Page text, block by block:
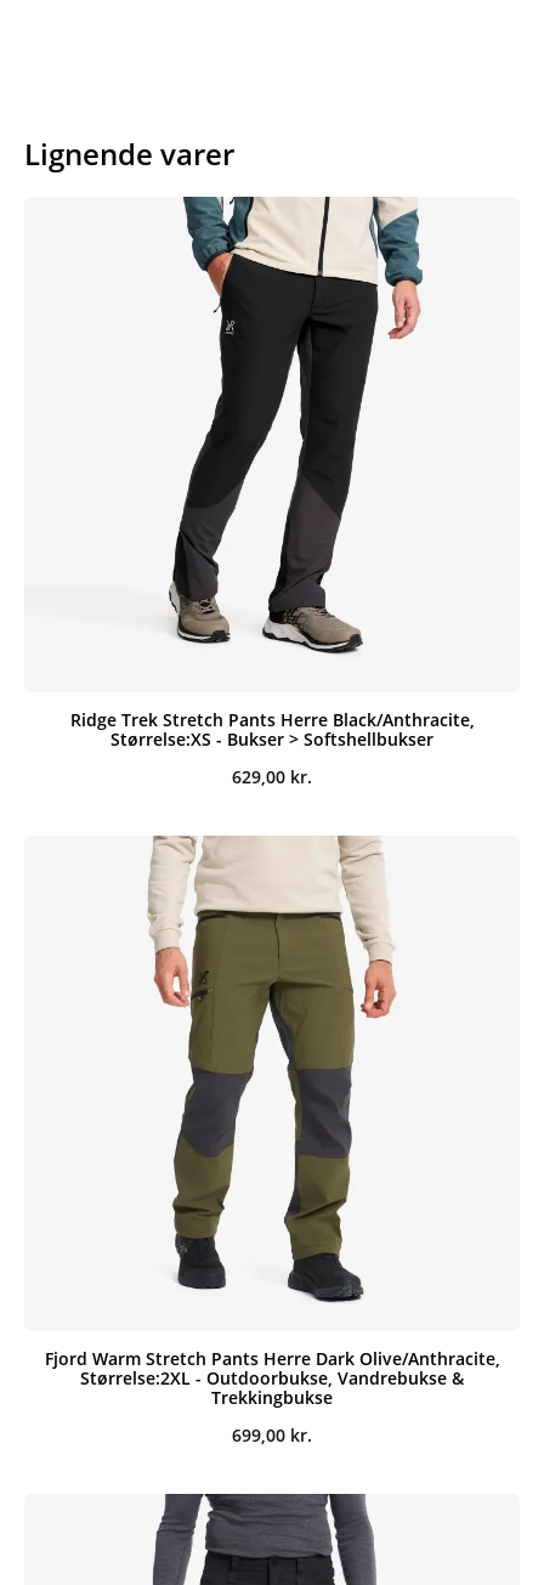
Lignende varer
Ridge Trek Stretch Pants Herre Black/Anthracite,
Størrelse:XS - Bukser > Softshellbukser
629,00 kr.
Fjord Warm Stretch Pants Herre Dark Olive/Anthracite,
Størrelse:2XL - Outdoorbukse, Vandrebukse &
Trekkingbukse
699,00 kr.